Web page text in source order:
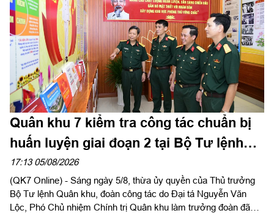
Quân khu 7 kiểm tra công tác chuẩn bị
huấn luyện giai đoạn 2 tại Bộ Tư lệnh
Thành phố Hồ Chí Minh
17:13 05/08/2026
(QK7 Online) - Sáng ngày 5/8, thừa ủy quyền của Thủ trưởng
Bộ Tư lệnh Quân khu, đoàn công tác do Đại tá Nguyễn Văn
Lộc, Phó Chủ nhiệm Chính trị Quân khu làm trưởng đoàn đã